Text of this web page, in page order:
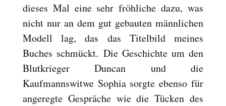
dieses Mal eine sehr fröhliche dazu, was
nicht nur an dem gut gebauten männlichen
Modell lag, das das Titelbild meines
Buches schmückt. Die Geschichte um den
Blutkrieger Duncan und die
Kaufmannswitwe Sophia sorgte ebenso für
angeregte Gespräche wie die Tücken des
options